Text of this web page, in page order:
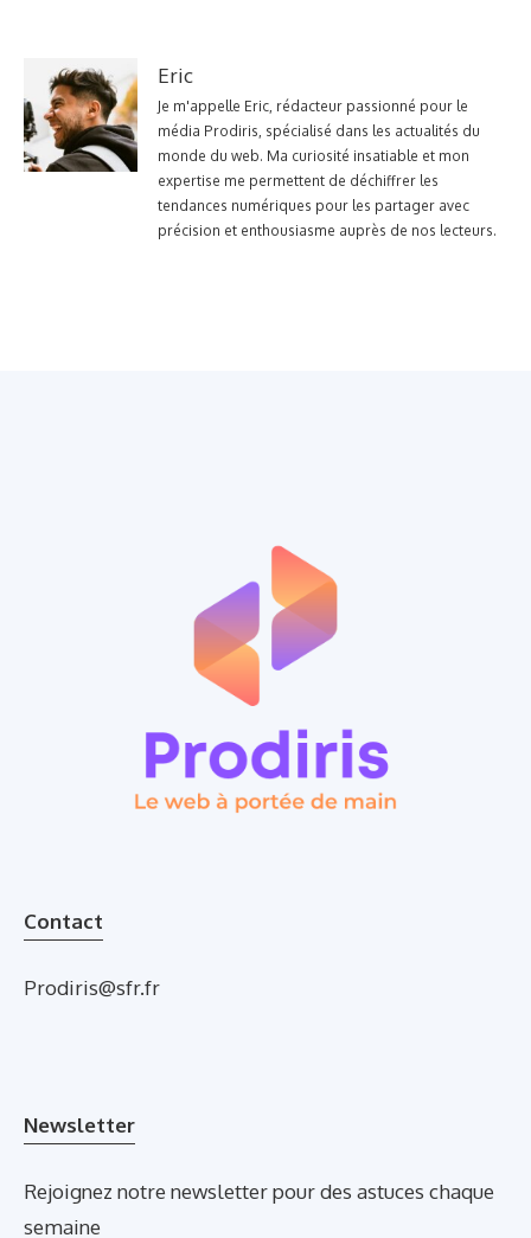
Eric
Je m'appelle Eric, rédacteur passionné pour le
média Prodiris, spécialisé dans les actualités du
monde du web. Ma curiosité insatiable et mon
expertise me permettent de déchiffrer les
tendances numériques pour les partager avec
précision et enthousiasme auprès de nos lecteurs.
Contact
Prodiris@sfr.fr
Newsletter
Rejoignez notre newsletter pour des astuces chaque
semaine